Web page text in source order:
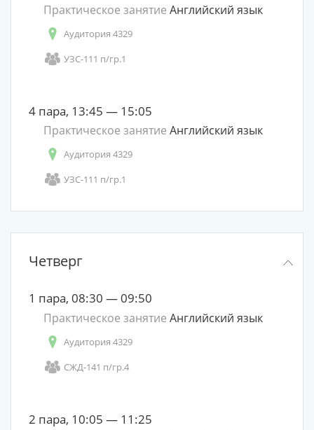
Практическое занятие Английский язык
Аудитория 4329
УЗС-111 п/гр.1
4 пара, 13:45 — 15:05
Практическое занятие Английский язык
Аудитория 4329
УЗС-111 п/гр.1
Четверг
1 пара, 08:30 — 09:50
Практическое занятие Английский язык
Аудитория 4329
СЖД-141 п/гр.4
2 пара, 10:05 — 11:25